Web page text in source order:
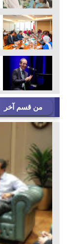
من قسم آخر